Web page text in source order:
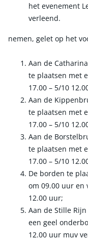
het evenement
verleend.
nemen, gelet op het
Aan de
te plaatsen met
17.00 – 5/10
Aan de
te plaatsen met
17.00 – 5/10
Aan de
te plaatsen met
17.00 – 5/10
De borden te
om 09.00 uur en
12.00 uur;
Aan de Stille
een geel
12.00 uur muv